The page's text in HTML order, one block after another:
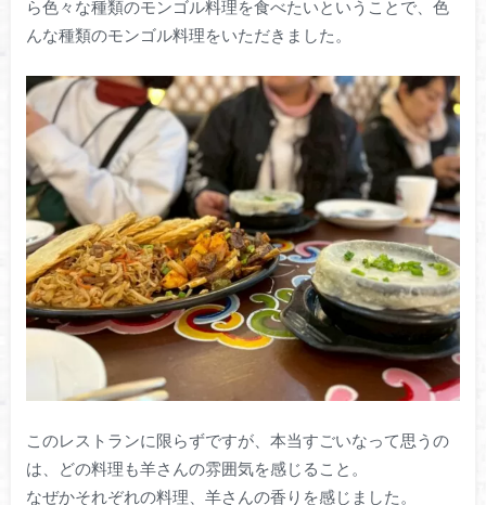
ら色々な種類のモンゴル料理を食べたいということで、色
んな種類のモンゴル料理をいただきました。
このレストランに限らずですが、本当すごいなって思うの
は、どの料理も羊さんの雰囲気を感じること。
なぜかそれぞれの料理、羊さんの香りを感じました。